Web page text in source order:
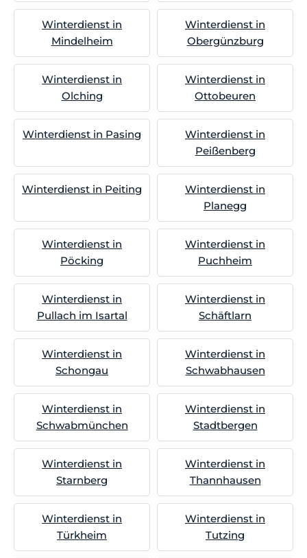
Winterdienst in
Mindelheim
Winterdienst in
Obergünzburg
Winterdienst in
Olching
Winterdienst in
Ottobeuren
Winterdienst in Pasing
Winterdienst in
Peißenberg
Winterdienst in Peiting
Winterdienst in
Planegg
Winterdienst in
Pöcking
Winterdienst in
Puchheim
Winterdienst in
Pullach im Isartal
Winterdienst in
Schäftlarn
Winterdienst in
Schongau
Winterdienst in
Schwabhausen
Winterdienst in
Schwabmünchen
Winterdienst in
Stadtbergen
Winterdienst in
Starnberg
Winterdienst in
Thannhausen
Winterdienst in
Türkheim
Winterdienst in
Tutzing